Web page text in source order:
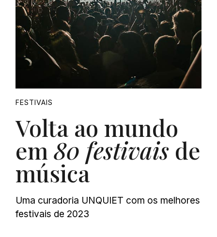
FESTIVAIS
Volta ao mundo
em80 festivais de
música
Uma curadoria UNQUIET com os melhores
festivais de 2023